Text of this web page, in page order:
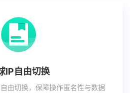
IP自由切换
由切换，保障操作匿名性与数据